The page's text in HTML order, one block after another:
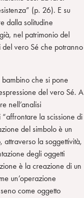
(p. 26). E su
dalla solitudine
nel patrimonio del
del vero Sé che potranno
che si pone
del vero Sé. A
nell’analisi
la scissione di
del simbolo è un
la soggettività,
degli oggetti
è la creazione di un
un’operazione
come oggetto